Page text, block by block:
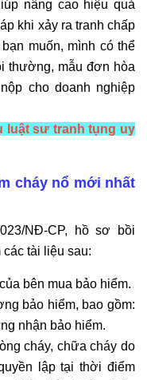
nâng cao hiệu quả
khi xảy ra tranh chấp
muốn, mình có thể
thường, mẫu đơn hòa
cho doanh nghiệp
luật sư tranh tụng uy
cháy nổ mới nhất
NĐ-CP, hồ sơ bồi
tài liệu sau:
bên mua bảo hiểm.
bảo hiểm, bao gồm:
nhận bảo hiểm.
cháy, chữa cháy do
lập tại thời điểm